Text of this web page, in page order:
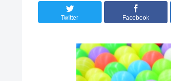
Twitter Facebook